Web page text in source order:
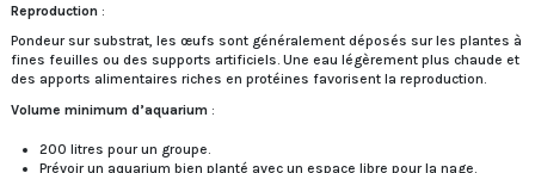
Reproduction :
Pondeur sur substrat, les œufs sont généralement déposés sur les plantes à
fines feuilles ou des supports artificiels. Une eau légèrement plus chaude et
des apports alimentaires riches en protéines favorisent la reproduction.
Volume minimum d’aquarium :
200 litres pour un groupe.
Prévoir un aquarium bien planté avec un espace libre pour la nage.